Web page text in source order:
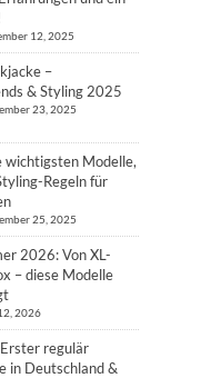
12, 2025
–
& Styling 2025
23, 2025
Modelle,
Regeln für
25, 2025
2026: Von XL-
– diese Modelle
2026
regulär
in Deutschland &